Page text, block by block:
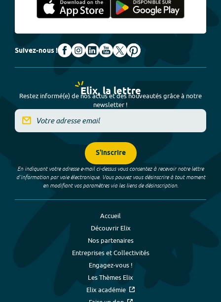
Suivez-nous !
Elix, la lettre
Restez informé(e) de nos actus et des nouveautés grâce à notre
newsletter !
S'inscrire
En indiquant votre adresse e-mail ci-dessus vous consentez à recevoir notre lettre
d’information par voie électronique. Vous pouvez vous désinscrire à tout moment
en modifiant vos paramètres via les liens de désinscription.
Accueil
Découvrir Elix
Nos partenaires
Entreprises et Collectivités
Engagez-vous !
Les Thèmes Elix
Elix académie